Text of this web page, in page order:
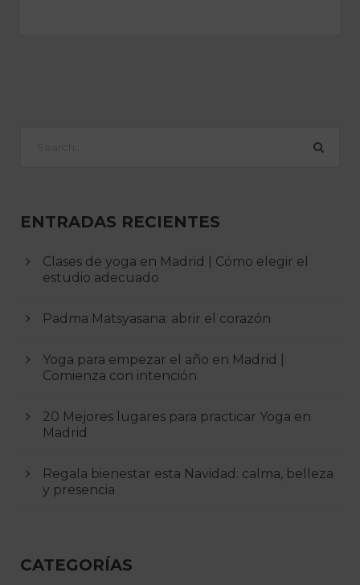
ENTRADAS RECIENTES
Clases de yoga en Madrid | Cómo elegir el
estudio adecuado
Padma Matsyasana: abrir el corazón
Yoga para empezar el año en Madrid |
Comienza con intención
20 Mejores lugares para practicar Yoga en
Madrid
Regala bienestar esta Navidad: calma, belleza
y presencia
CATEGORÍAS